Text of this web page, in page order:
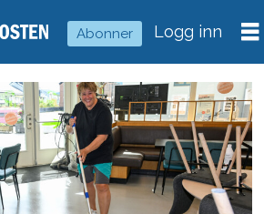
Abonner Logg inn